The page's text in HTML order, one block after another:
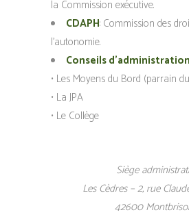
la Commission exécutive.
CDAPH: Commission des
l’autonomie.
Conseils d’administration
• Les Moyens du Bord (parrain
• La JPA
• Le Collège
Siège
Les Cèdres – 2, rue
42600